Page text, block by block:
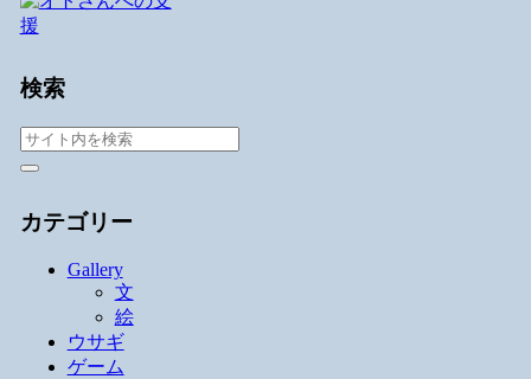
検索
カテゴリー
Gallery
文
絵
ウサギ
ゲーム